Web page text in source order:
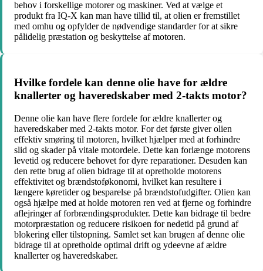
behov i forskellige motorer og maskiner. Ved at vælge et
produkt fra IQ-X kan man have tillid til, at olien er fremstillet
med omhu og opfylder de nødvendige standarder for at sikre
pålidelig præstation og beskyttelse af motoren.
Hvilke fordele kan denne olie have for ældre
knallerter og haveredskaber med 2-takts motor?
Denne olie kan have flere fordele for ældre knallerter og
haveredskaber med 2-takts motor. For det første giver olien
effektiv smøring til motoren, hvilket hjælper med at forhindre
slid og skader på vitale motordele. Dette kan forlænge motorens
levetid og reducere behovet for dyre reparationer. Desuden kan
den rette brug af olien bidrage til at opretholde motorens
effektivitet og brændstoføkonomi, hvilket kan resultere i
længere køretider og besparelse på brændstofudgifter. Olien kan
også hjælpe med at holde motoren ren ved at fjerne og forhindre
aflejringer af forbrændingsprodukter. Dette kan bidrage til bedre
motorpræstation og reducere risikoen for nedetid på grund af
blokering eller tilstopning. Samlet set kan brugen af denne olie
bidrage til at opretholde optimal drift og ydeevne af ældre
knallerter og haveredskaber.